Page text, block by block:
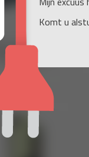
Komt u